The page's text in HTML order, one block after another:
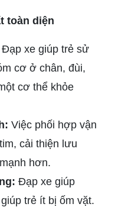
toàn diện
Đạp xe giúp trẻ sử
cơ ở chân, đùi,
cơ thể khỏe
Việc phối hợp vận
cải thiện lưu
hơn.
Đạp xe giúp
trẻ ít bị ốm vặt.